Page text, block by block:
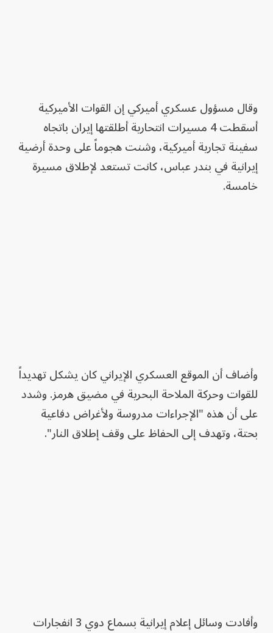
وقال مسؤول عسكري أميركي إن القوات الأميركية
أسقطت 4 مسيرات انتحارية أطلقتها إيران باتجاه
سفينة تجارية أميركية، وشنت هجوماً على وحدة أرضية
إيرانية في بندر عباس، كانت تستعد لإطلاق مسيرة
خامسة.
وأضاف أن الموقع العسكري الإيراني كان يشكل تهديداً
للقوات وحركة الملاحة البحرية في مضيق هرمز. وشدد
على أن هذه "الإجراءات مدروسة ولأغراض دفاعية
بحتة، وتهدف إلى الحفاظ على وقف إطلاق النار".
وأفادت وسائل ⁠إعلام ‌إيرانية بسماع دوي ​3 ⁠انفجارات